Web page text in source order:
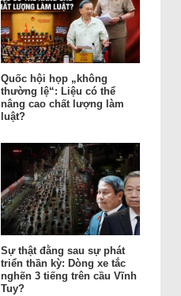
Quốc hội họp „không
thường lệ“: Liệu có thể
nâng cao chất lượng làm
luật?
Sự thật đằng sau sự phát
triển thần kỳ: Dòng xe tắc
nghẽn 3 tiếng trên cầu Vĩnh
Tuy?